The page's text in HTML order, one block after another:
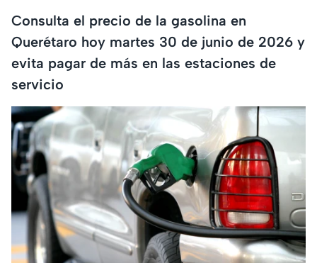
Consulta el precio de la gasolina en
Querétaro hoy martes 30 de junio de 2026 y
evita pagar de más en las estaciones de
servicio